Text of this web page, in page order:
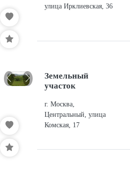
улица Ирклиевская, 36
Земельный
участок
г. Москва,
Центральный, улица
Комская, 17